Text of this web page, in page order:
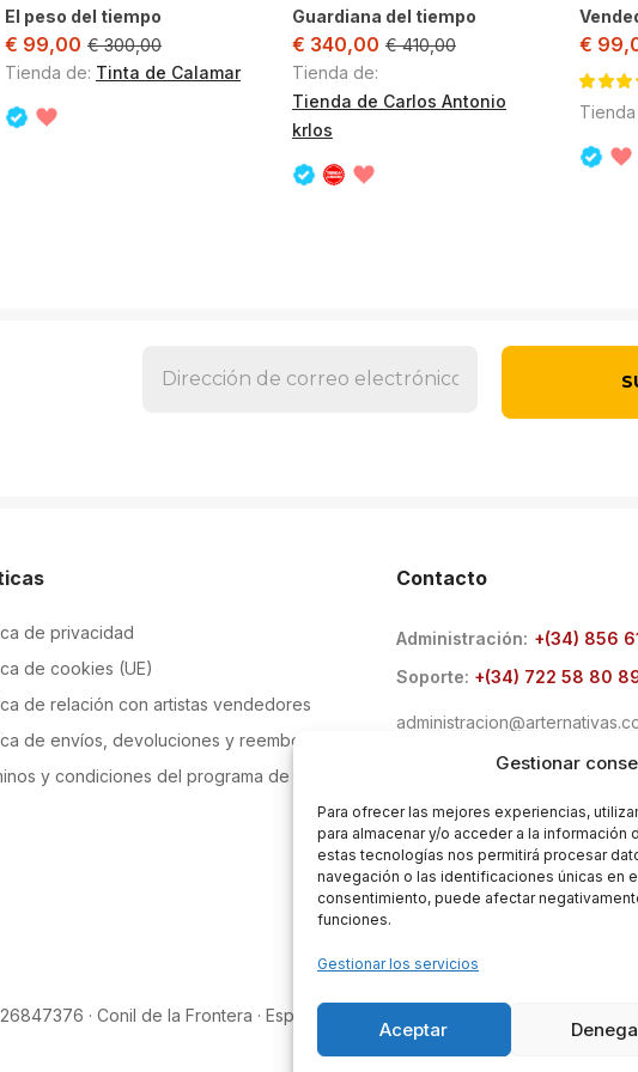
Gestionar
Para ofrecer las mejores experiencias,
para almacenar y/o acceder a la
estas tecnologías nos permitirá procesar
navegación o las identificaciones únicas en
consentimiento, puede afectar
funciones.
Gestionar los servicios
Aceptar
El peso del tiempo
€ 99,00 €300,00
Tienda de: Tinta de Calamar
Guardiana del tiempo
€ 340,00 €410,00
Tienda de:
Tienda de Carlos Antonio
krlos
€
Valorado
5.00de 5
de privacidad
de cookies (UE)
de relación con artistas vendedores
de envíos, devoluciones y reembolsos
y condiciones del programa de afiliados
Contacto
Administración: +(34) 856
Soporte: +(34) 722 58 80
· Conil de la Frontera · España